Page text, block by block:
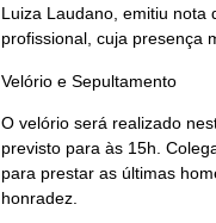
Luiza Laudano, emitiu nota
profissional, cuja presença
Velório e Sepultamento
O velório será realizado
previsto para às 15h.
para prestar as últimas
honradez.